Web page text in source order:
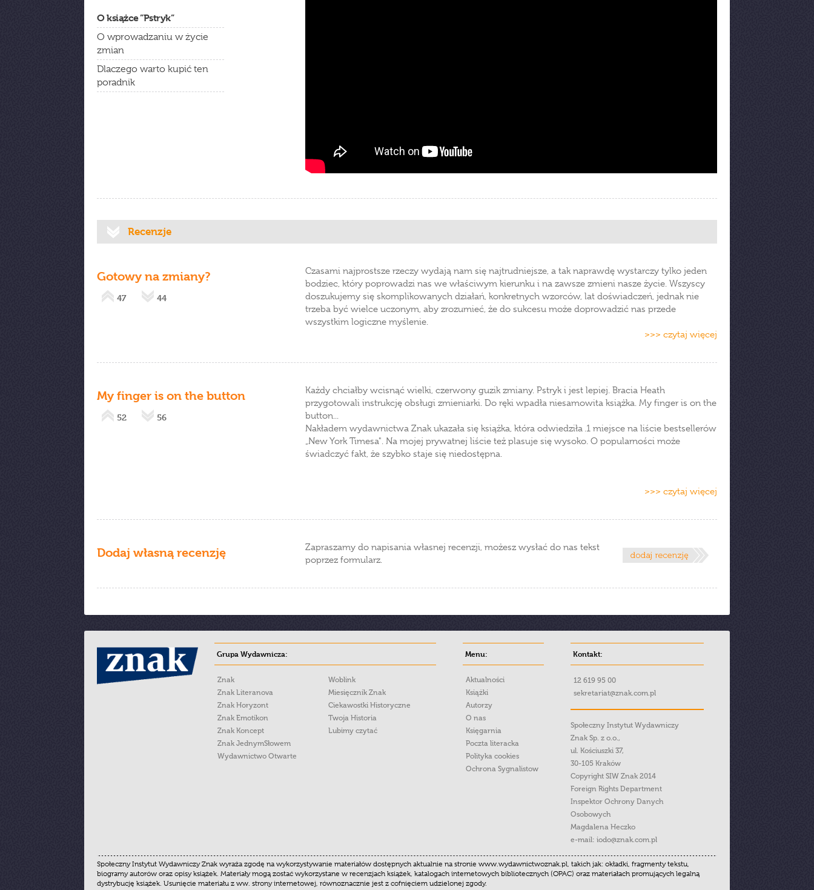
O książce ”Pstryk”
O wprowadzaniu w życie
zmian
Dlaczego warto kupić ten
poradnik
Recenzje
Gotowy na zmiany?
47 44
Czasami najprostsze rzeczy wydają nam się najtrudniejsze, a tak naprawdę wystarczy tylko jeden
bodziec, który poprowadzi nas we właściwym kierunku i na zawsze zmieni nasze życie. Wszyscy
doszukujemy się skomplikowanych działań, konkretnych wzorców, lat doświadczeń, jednak nie
trzeba być wielce uczonym, aby zrozumieć, że do sukcesu może doprowadzić nas przede
wszystkim logiczne myślenie.
>>> czytaj więcej
My finger is on the button
52 56
Każdy chciałby wcisnąć wielki, czerwony guzik zmiany. Pstryk i jest lepiej. Bracia Heath
przygotowali instrukcję obsługi zmieniarki. Do ręki wpadła niesamowita książka. My finger is on the
button...
Nakładem wydawnictwa Znak ukazała się książka, która odwiedziła .1 miejsce na liście bestsellerów
„New York Timesa". Na mojej prywatnej liście też plasuje się wysoko. O popularności może
świadczyć fakt, że szybko staje się niedostępna.
>>> czytaj więcej
Dodaj własną recenzję
Zapraszamy do napisania własnej recenzji, możesz wysłać do nas tekst
poprzez formularz.
Grupa Wydawnicza:
Znak
Znak Literanova
Znak Horyzont
Znak Emotikon
Znak Koncept
Znak JednymSłowem
Wydawnictwo Otwarte
Woblink
Miesięcznik Znak
Ciekawostki Historyczne
Twoja Historia
Lubimy czytać
Menu:
Aktualności
Książki
Autorzy
O nas
Księgarnia
Poczta literacka
Polityka cookies
Ochrona Sygnalistow
Kontakt:
12 619 95 00
sekretariat@znak.com.pl
Społeczny Instytut Wydawniczy
Znak Sp. z o.o.,
ul. Kościuszki 37,
30-105 Kraków
Copyright SIW Znak 2014
Foreign Rights Department
Inspektor Ochrony Danych
Osobowych
Magdalena Heczko
e-mail: iodo@znak.com.pl
Społeczny Instytut Wydawniczy Znak wyraża zgodę na wykorzystywanie materiałów dostępnych aktualnie na stronie www.wydawnictwoznak.pl, takich jak: okładki, fragmenty tekstu,
biogramy autorów oraz opisy książek. Materiały mogą zostać wykorzystane w recenzjach książek, katalogach internetowych bibliotecznych (OPAC) oraz materiałach promujących legalną
dystrybucję książek. Usunięcie materiału z ww. strony internetowej, równoznacznie jest z cofnięciem udzielonej zgody.